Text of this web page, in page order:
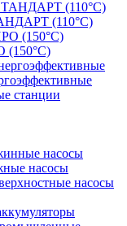
(110°C)
(150°C)
станции
насосы
насосы
насосы